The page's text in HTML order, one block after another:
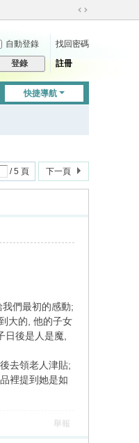
切
到
自動登錄
找回密碼
登錄 註冊
快捷導航
/ 5 頁 下一頁
們最初的感動;
大的, 他的子女
後是人是魔,
去領老人津貼;
裡提到她是如
舉報